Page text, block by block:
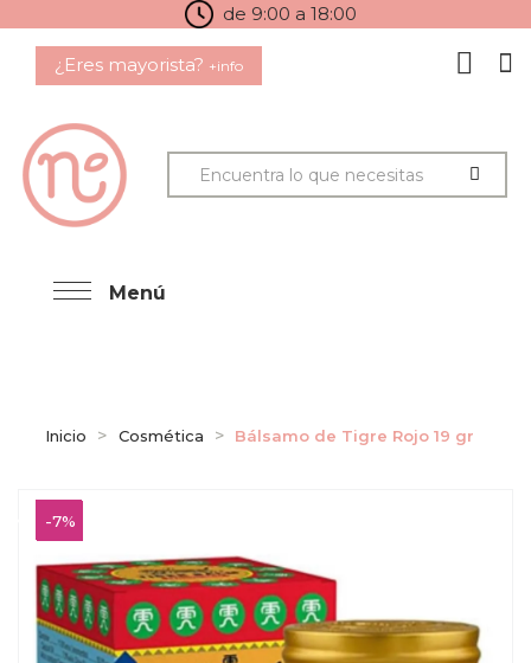
de 9:00 a 18:00
¿Eres mayorista? +info
Menú
Inicio Cosmética Bálsamo de Tigre Rojo 19 gr
-7%
-7%